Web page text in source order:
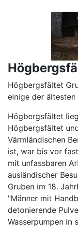
Högbergsfältet
einige der ältesten
Högbergsfältet
Högbergsfältet
Värmländischen
ist, war bis vor
mit unfassbaren
ausländischer
Gruben im 18.
"Männer mit
detonierende
Wasserpumpen in